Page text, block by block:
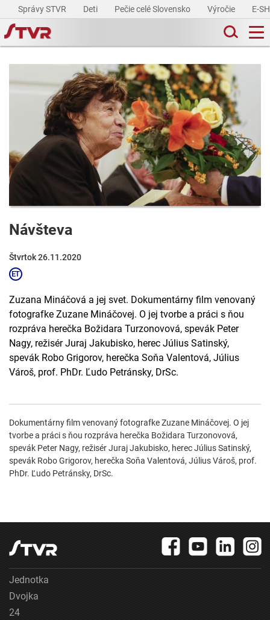
Správy STVR Deti Pečie celé Slovensko Výročie E-
Návšteva
Štvrtok 26.11.2020
Zuzana Mináčová a jej svet. Dokumentárny film venovaný
fotografke Zuzane Mináčovej. O jej tvorbe a práci s ňou
rozpráva herečka Božidara Turzonovová, spevák Peter
Nagy, režisér Juraj Jakubisko, herec Július Satinský,
spevák Robo Grigorov, herečka Soňa Valentová, Július
Vároš, prof. PhDr. Ľudo Petránsky, DrSc.
Dokumentárny film venovaný fotografke Zuzane Mináčovej. O jej
tvorbe a práci s ňou rozpráva herečka Božidara Turzonovová,
spevák Peter Nagy, režisér Juraj Jakubisko, herec Július Satinský,
spevák Robo Grigorov, herečka Soňa Valentová, Július Vároš, prof.
PhDr. Ľudo Petránsky, DrSc.
Jednotka
Dvojka
24